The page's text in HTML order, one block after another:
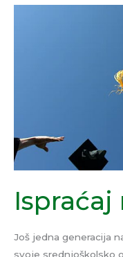
Još jedna generacija
svoje srednjoškolsko